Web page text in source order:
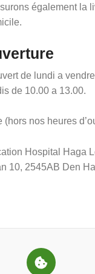
également la
de lundi a
de 10.00 a 13.00.
(hors nos heures
Hospital Haga
10, 2545AB Den